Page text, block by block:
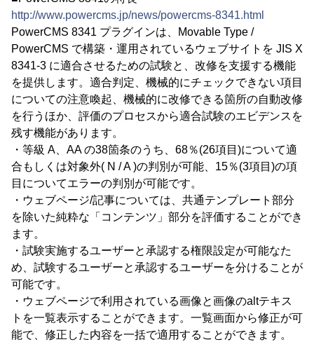
http://www.powercms.jp/news/powercms-8341.html
PowerCMS 8341 プラグインは、Movable Type /
PowerCMS で構築・運用されているウェブサイトを JIS X
8341-3 に適合させるための試験と、改修を支援する機能
を提供します。適合判定、機械的にチェックできない項目
についての注意喚起、機械的に改修できる箇所の自動改修
を行うほか、評価のプロセスから適合試験のエビデンスを
残す機能があります。
・等級 A、AA の38箇条のうち、68％(26項目)について適
合もしくは対象外( N / A )の判別が可能、15％(3項目)の項
目についてエラーの判別が可能です。
・ウェブページ/記事については、共通テンプレート部分
を除いた純粋な「コンテンツ」部分を評価することができ
ます。
・試験実施するユーザーと承認する権限設定が可能なた
め、試験するユーザーと承認するユーザーを分けることが
可能です。
・ウェブページで利用されている画像と画像のaltテキス
トを一覧表示することができます。一覧画面から修正が可
能で、修正した内容を一括で適用することができます。